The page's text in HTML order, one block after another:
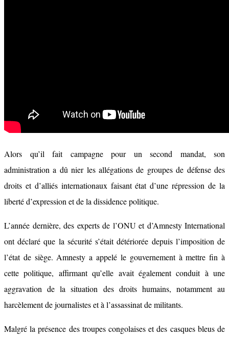
Alors qu’il fait campagne pour un second mandat, son
administration a dû nier les allégations de groupes de défense des
droits et d’alliés internationaux faisant état d’une répression de la
liberté d’expression et de la dissidence politique.
L’année dernière, des experts de l’ONU et d’Amnesty International
ont déclaré que la sécurité s’était détériorée depuis l’imposition de
l’état de siège. Amnesty a appelé le gouvernement à mettre fin à
cette politique, affirmant qu’elle avait également conduit à une
aggravation de la situation des droits humains, notamment au
harcèlement de journalistes et à l’assassinat de militants.
Malgré la présence des troupes congolaises et des casques bleus de